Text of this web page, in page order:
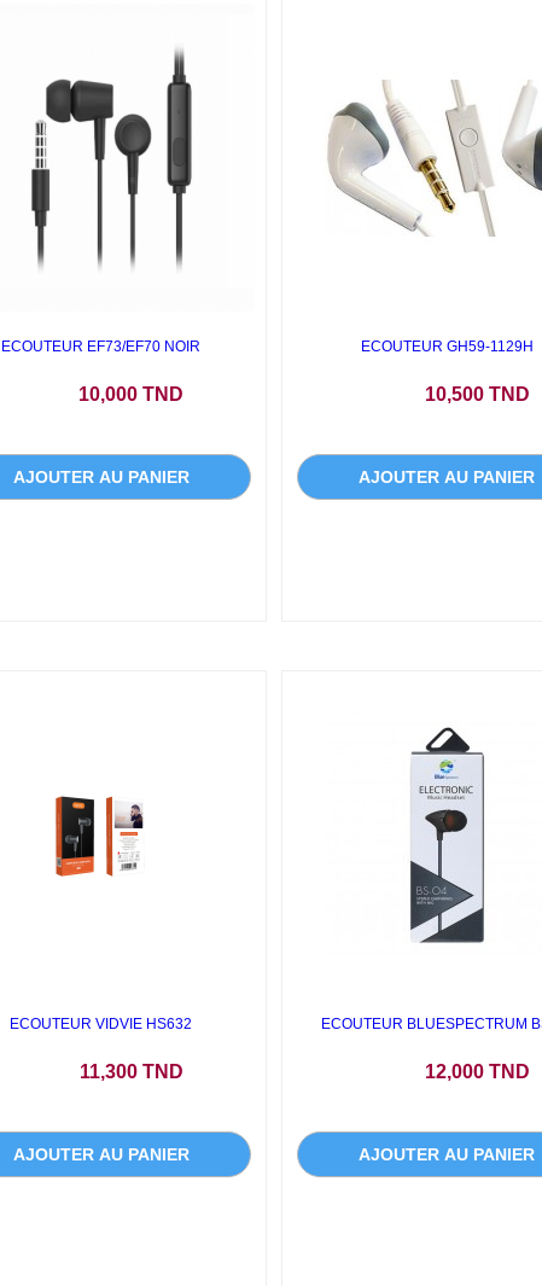
ECOUTEUR EF73/EF70 NOIR
10,000 TND
AJOUTER AU PANIER
ECOUTEUR GH59-1129H
10,500 TND
AJOUTER AU PANIER
ECOUTEUR VIDVIE HS632
11,300 TND
AJOUTER AU PANIER
ECOUTEUR BLUESPECTRUM
12,000 TND
AJOUTER AU PANIER